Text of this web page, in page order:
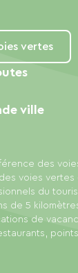
vertes
des
voies vertes
du
de 5
de
ville